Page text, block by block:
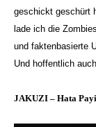
geschickt geschürt
lade ich die
und faktenbasierte
Und hoffentlich
JAKUZI – Hata